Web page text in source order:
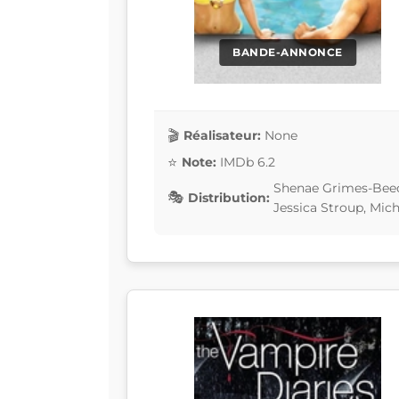
BANDE-ANNONCE
Réalisateur: None
Note: IMDb 6.2
Distribution:
Shenae Grimes-
Jessica Stroup,